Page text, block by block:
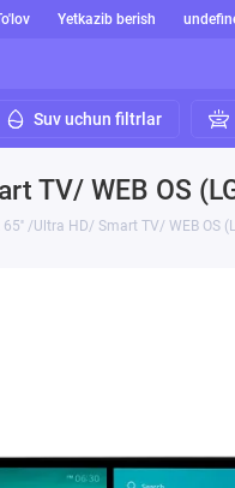
Yetkazib berish
Suv uchun filtrlar
TV/ WEB OS
/Ultra HD/ Smart TV/ WEB OS